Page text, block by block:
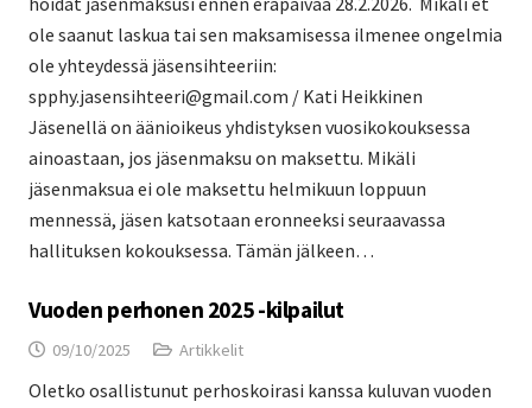
ole saanut laskua tai sen maksamisessa ilmenee ongelmia
ole yhteydessä jäsensihteeriin:
spphy.jasensihteeri@gmail.com / Kati Heikkinen
Jäsenellä on äänioikeus yhdistyksen vuosikokouksessa
ainoastaan, jos jäsenmaksu on maksettu. Mikäli
jäsenmaksua ei ole maksettu helmikuun loppuun
mennessä, jäsen katsotaan eronneeksi seuraavassa
hallituksen kokouksessa. Tämän jälkeen…
Vuoden perhonen 2025 -kilpailut
09/10/2025 Artikkelit
Oletko osallistunut perhoskoirasi kanssa kuluvan vuoden